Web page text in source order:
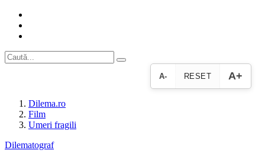
A- RESET A+
Dilema.ro
Film
Umeri fragili
Dilematograf